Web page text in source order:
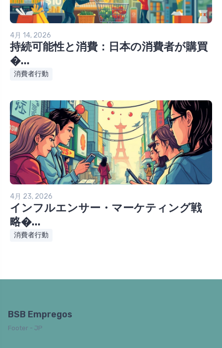
4月 14, 2026
持続可能性と消費：日本の消費者が購買
�...
消費者行動
4月 23, 2026
インフルエンサー・マーケティング戦
略�...
消費者行動
BSB Empregos
Footer - JP